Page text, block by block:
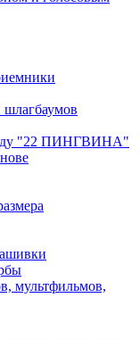
шлагбаумов
"22 ПИНГВИНА"
мультфильмов,